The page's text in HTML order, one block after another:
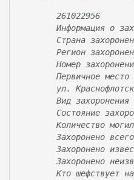
261022956
Информация о
Страна
Регион
Номер
Первичное
ул.
Вид захоронения
Состояние
Количество
Захоронено
Захоронено
Захоронено
Кто шефствует